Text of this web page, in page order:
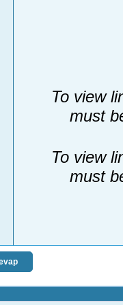
To view
must
To view
must